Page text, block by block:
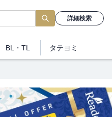
詳細検索
BL・TL タテヨミ